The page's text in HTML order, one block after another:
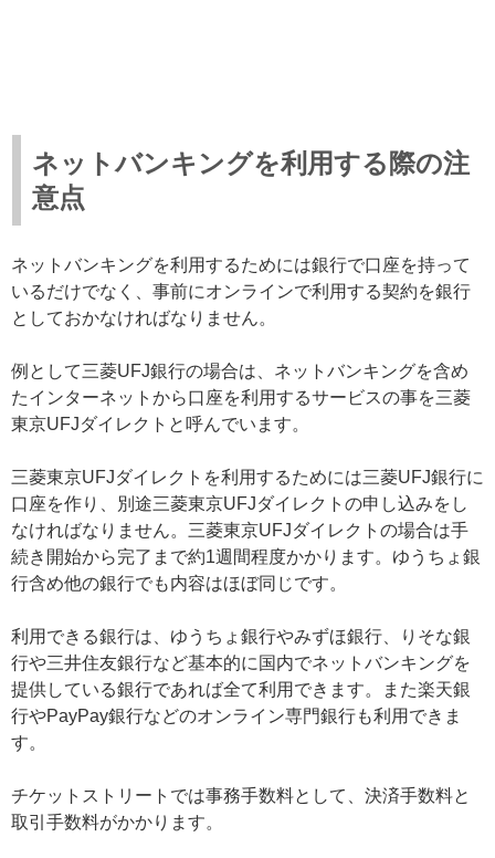
ネットバンキングを利用する際の注
意点
ネットバンキングを利用するためには銀行で口座を持って
いるだけでなく、事前にオンラインで利用する契約を銀行
としておかなければなりません。
例として三菱UFJ銀行の場合は、ネットバンキングを含め
たインターネットから口座を利用するサービスの事を三菱
東京UFJダイレクトと呼んでいます。
三菱東京UFJダイレクトを利用するためには三菱UFJ銀行に
口座を作り、別途三菱東京UFJダイレクトの申し込みをし
なければなりません。三菱東京UFJダイレクトの場合は手
続き開始から完了まで約1週間程度かかります。ゆうちょ銀
行含め他の銀行でも内容はほぼ同じです。
利用できる銀行は、ゆうちょ銀行やみずほ銀行、りそな銀
行や三井住友銀行など基本的に国内でネットバンキングを
提供している銀行であれば全て利用できます。また楽天銀
行やPayPay銀行などのオンライン専門銀行も利用できま
す。
チケットストリートでは事務手数料として、決済手数料と
取引手数料がかかります。